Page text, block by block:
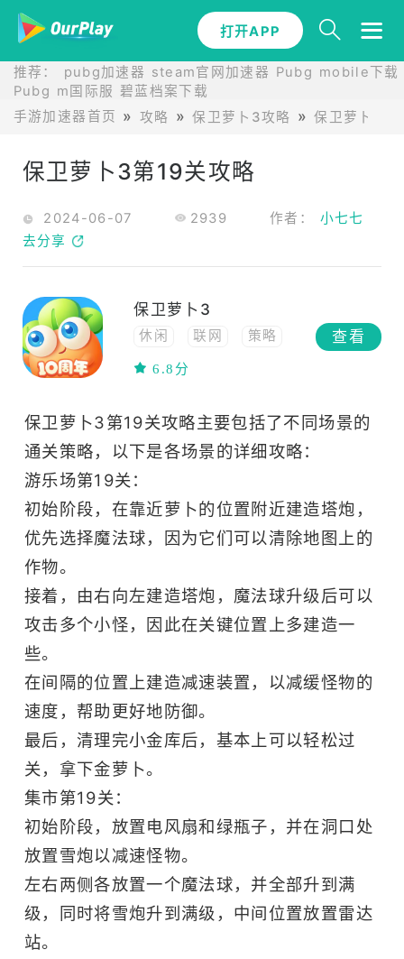
打开APP
推荐： pubg加速器 steam官网加速器 Pubg mobile下载
Pubg m国际服 碧蓝档案下载
手游加速器首页
攻略 保卫萝卜3攻略 保卫萝卜3第
保卫萝卜3第19关攻略
2024-06-07 2939 作者： 小七七
去分享
保卫萝卜3
休闲 联网
策略
塔防
6.8分
查看
保卫萝卜3第19关攻略主要包括了不同场景的
通关策略，以下是各场景的详细攻略：
游乐场第19关：
初始阶段，在靠近萝卜的位置附近建造塔炮，
优先选择魔法球，因为它们可以清除地图上的
作物。
接着，由右向左建造塔炮，魔法球升级后可以
攻击多个小怪，因此在关键位置上多建造一
些。
在间隔的位置上建造减速装置，以减缓怪物的
速度，帮助更好地防御。
最后，清理完小金库后，基本上可以轻松过
关，拿下金萝卜。
集市第19关：
初始阶段，放置电风扇和绿瓶子，并在洞口处
放置雪炮以减速怪物。
左右两侧各放置一个魔法球，并全部升到满
级，同时将雪炮升到满级，中间位置放置雷达
站。